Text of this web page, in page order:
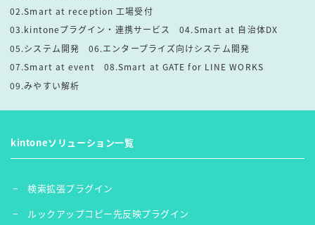
02.Smart at reception 工場受付
03.kintoneプラグイン・連携サービス
04.Smart at 自治体DX
05.システム開発
06.エンタープライズ向けシステム開発
07.Smart at event
08.Smart at GATE for LINE WORKS
09.みやすい解析
kintoneソリューション一覧
検索拡張プラグイン
ルックアップコピー先反映プラグイン